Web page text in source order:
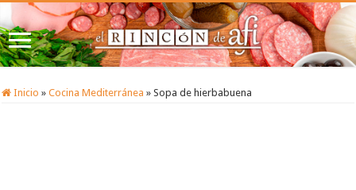
Inicio » Cocina Mediterránea » Sopa de hierbabuena